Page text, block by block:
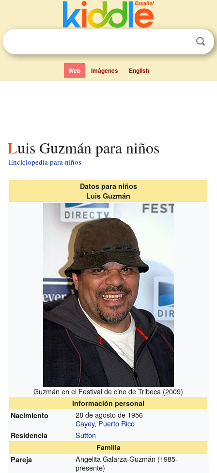
Web Imágenes English
Luis Guzmán para niños
Enciclopedia para niños
Datos para niños
Luis Guzmán
Guzmán en el Festival de cine de Tribeca (2009)
Información personal
Nacimiento
28 de agosto de 1956
Cayey, Puerto Rico
Residencia Sutton
Familia
Pareja
Angelita Galarza-Guzmán (1985-
presente)